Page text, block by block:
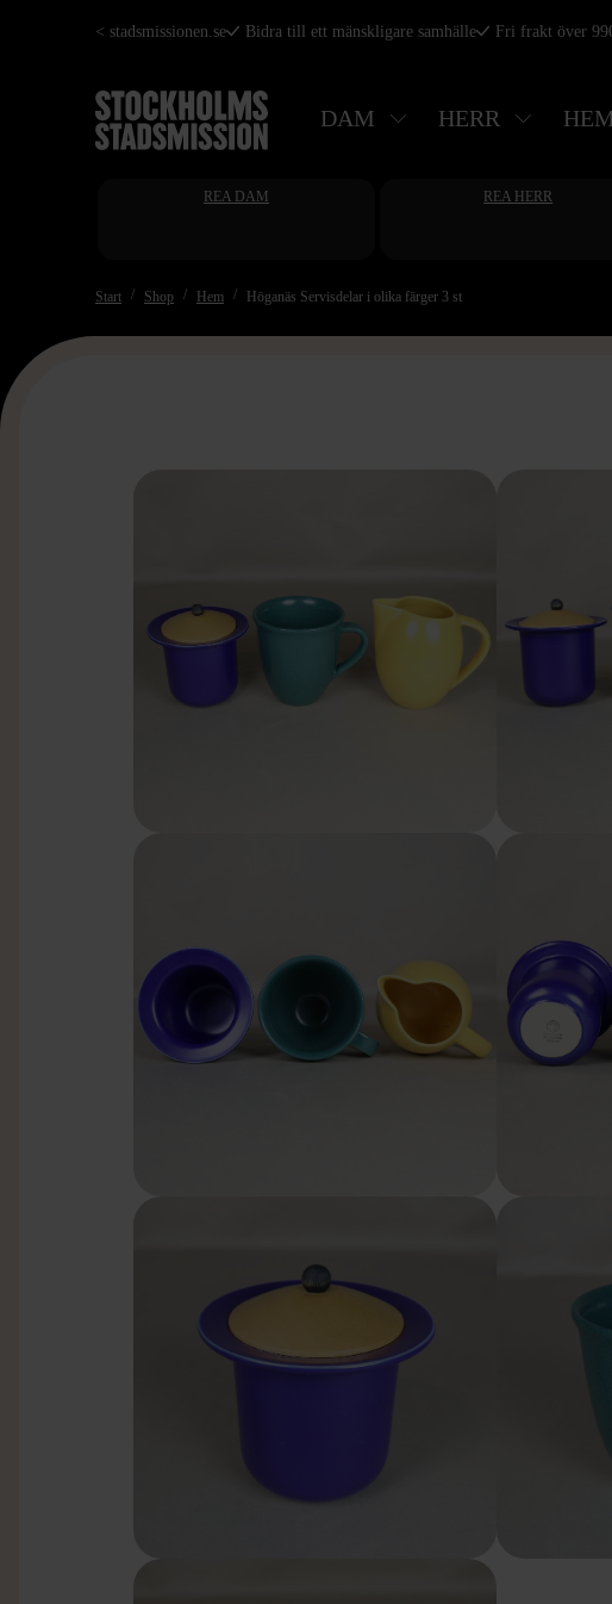
Hoppa
huvudinnehåll
< stadsmissionen.se Bidra till ett mänskligare samhälle Fri frakt över
DAM HERR
REA DAM REA HERR
Start Shop Hem Höganäs Servisdelar i olika färger 3 st